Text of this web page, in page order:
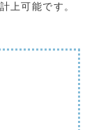
上可能です。